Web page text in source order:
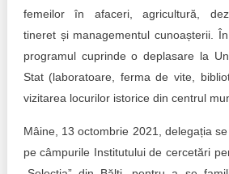
femeilor în afaceri, agricultură,
tineret și managementul cunoașterii.
programul cuprinde o deplasare la
Stat (laboratoare, ferma de vite,
vizitarea locurilor istorice din centrul
Mâine, 13 octombrie 2021, delegația
pe câmpurile Institutului de cercetări